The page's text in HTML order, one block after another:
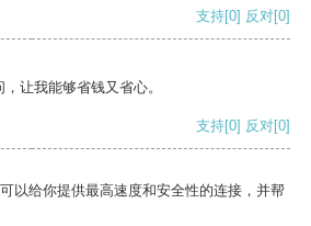
支持[0] 反对[0]
让我能够省钱又省心。
支持[0] 反对[0]
以给你提供最高速度和安全性的连接，并帮